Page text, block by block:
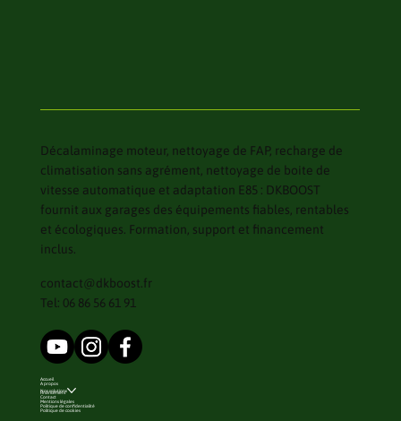
Décalaminage moteur, nettoyage de FAP, recharge de
climatisation sans agrément, nettoyage de boite de
vitesse automatique et adaptation E85 : DKBOOST
fournit aux garages des équipements fiables, rentables
et écologiques. Formation, support et financement
inclus.
contact@dkboost.fr
Tel: 06 86 56 61 91
Accueil
A propos
Nos solutions
Financement
Contact
Mentions légales
Politique de confidentialité
Politique de cookies